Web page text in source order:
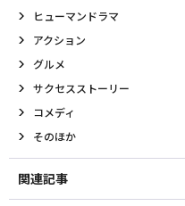
ヒューマンドラマ
アクション
グルメ
サクセスストーリー
コメディ
そのほか
関連記事